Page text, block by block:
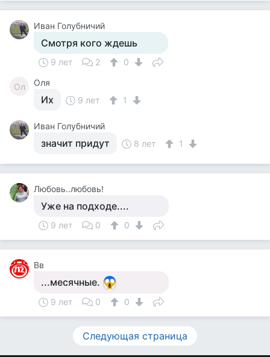
Иван Голубничий
Смотря кого ждешь
9 лет 2 0
Ол Оля
Их 9 лет 1
Иван Голубничий
значит придут 8 лет 1
Любовь..любовь!
Уже на подходе....
9 лет 0 0
Вв
...месячные.
9 лет 0 0
Следующая страница